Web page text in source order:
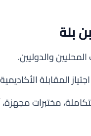
والدوليين.
المقابلة الأكاديمية
مختبرات